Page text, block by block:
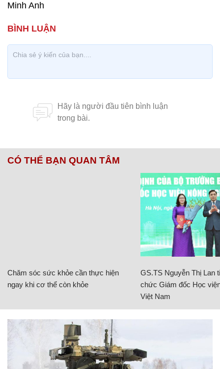
Minh Anh
CÓ THỂ BẠN QUAN TÂM
Chăm sóc sức khỏe cần thực hiện
ngay khi cơ thể còn khỏe
GS.TS Nguyễn Thị Lan
chức Giám đốc Học
Việt Nam